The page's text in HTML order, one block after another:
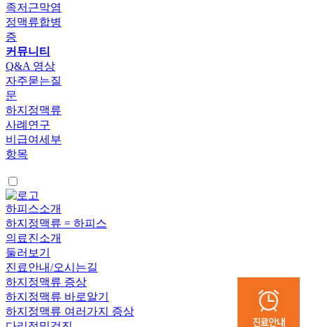
족저근막염
정맥류합병
증
커뮤니티
Q&A 영상
자주묻는질
문
하지정맥류
사례연구
비급여세부
항목
하피스소개
하지정맥류 = 하피스
의료진소개
둘러보기
진료안내/오시는길
하지정맥류 증상
하지정맥류 바로알기
하지정맥류 여러가지 증상